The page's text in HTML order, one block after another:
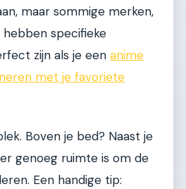
maar sommige merken,
hebben specifieke
zijn als je een anime
met je favoriete
Boven je bed? Naast je
genoeg ruimte is om de
Een handige tip: